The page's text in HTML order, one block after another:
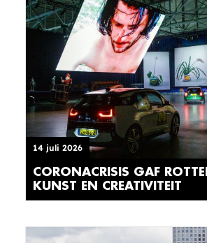
14 juli 2026
CORONACRISIS GAF
KUNST EN CREATIVITEIT